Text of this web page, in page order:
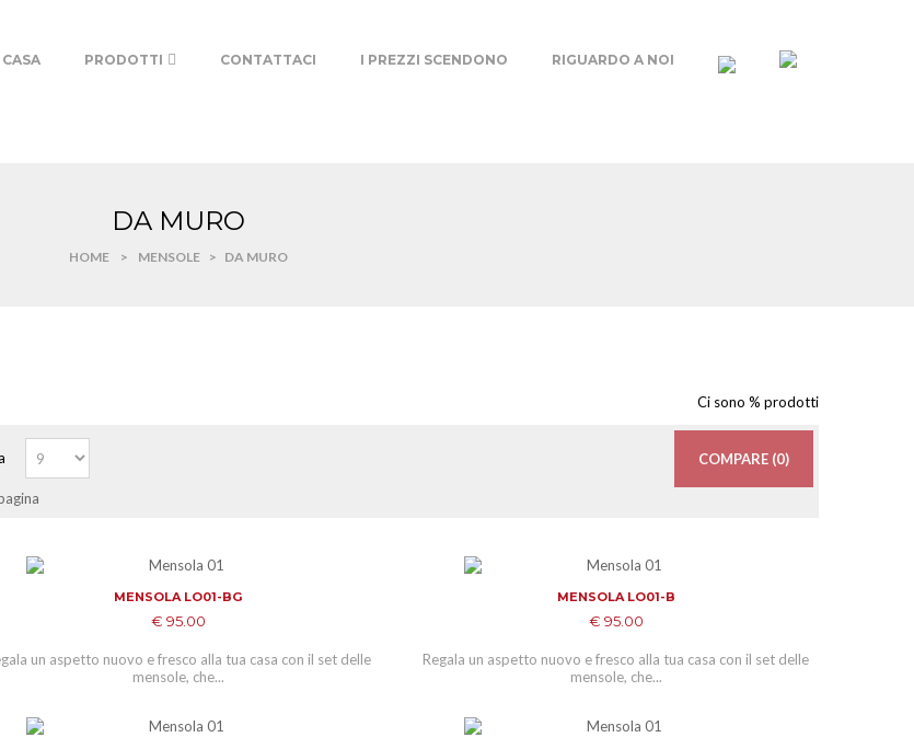
CASA PRODOTTI CONTATTACI I PREZZI SCENDONO RIGUARDO A NOI
DA MURO
HOME > MENSOLE > DA MURO
Ci sono % prodotti
COMPARE (0)
ADD TO CART
MENSOLA LO01-BG
€ 95.00
un aspetto nuovo e fresco alla tua casa con il set delle
mensole, che...
ADD TO CART
MENSOLA LO01-B
€ 95.00
Regala un aspetto nuovo e fresco alla tua casa con il set delle
mensole, che...